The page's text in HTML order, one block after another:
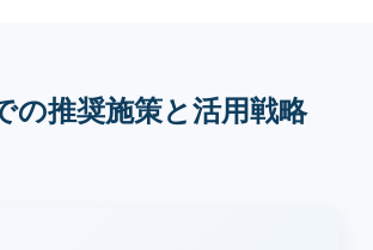
の推奨施策と活用戦略